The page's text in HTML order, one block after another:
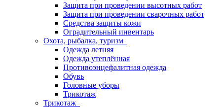
Защита при проведении высотных работ
Защита при проведении сварочных работ
Средства защиты кожи
Оградительный инвентарь
Охота, рыбалка, туризм
Одежда летняя
Одежда утеплённая
Противоэнцефалитная одежда
Обувь
Головные уборы
Трикотаж
Трикотаж